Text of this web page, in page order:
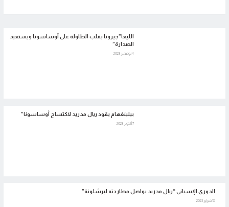
الليغا”جيرونا يقلب الطاولة على أوساسونا ويستعيد
الصدارة”
4 نوفمبر 2023
بيلينغهام يقود ريال مدريد لاكتساح أوساسونا”
7 أكتوبر 2023
الدوري الإسباني “ريال مدريد يواصل مطاردته لبرشلونة”
18 فبراير 2023